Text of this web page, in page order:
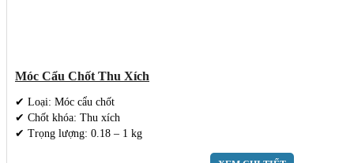
Móc Cẩu Chốt Thu Xích
✔ Loại: Móc cẩu chốt
✔ Chốt khóa: Thu xích
✔ Trọng lượng: 0.18 – 1 kg